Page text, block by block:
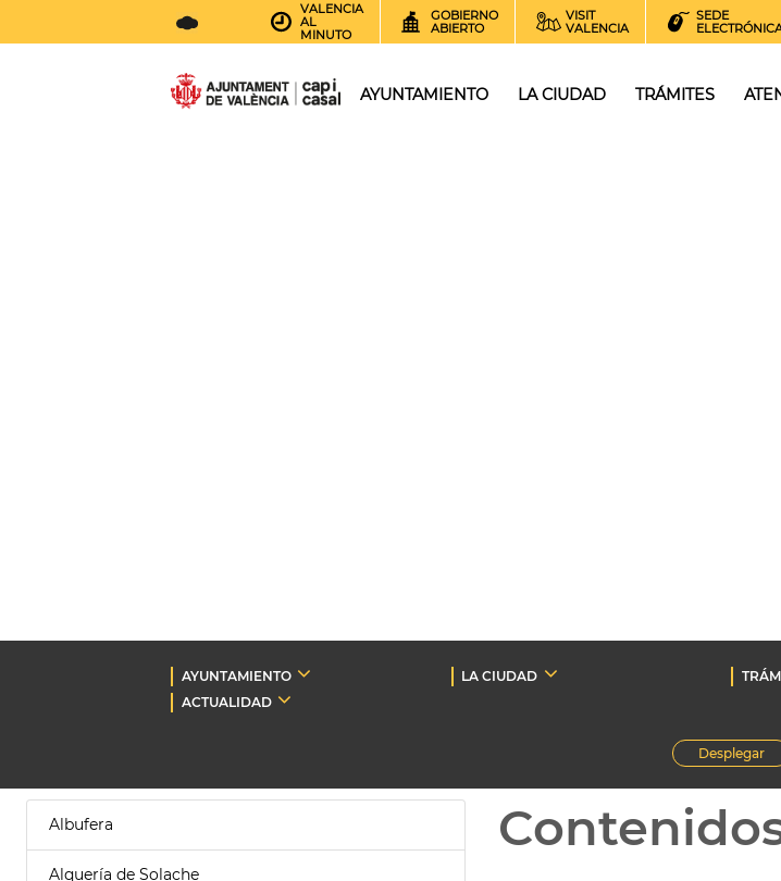
AEMET.GRADOS
VALENCIA
AL
MINUTO
GOBIERNO
ABIERTO
VISIT
VALENCIA
SEDE
AYUNTAMIENTO LA CIUDAD TRÁMITES
AYUNTAMIENTO LA CIUDAD
ACTUALIDAD
Desplegar
Albufera
Alquería de Solache